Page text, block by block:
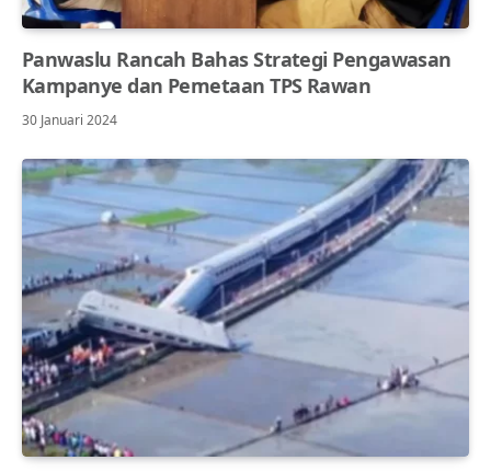
Panwaslu Rancah Bahas Strategi Pengawasan
Kampanye dan Pemetaan TPS Rawan
30 Januari 2024